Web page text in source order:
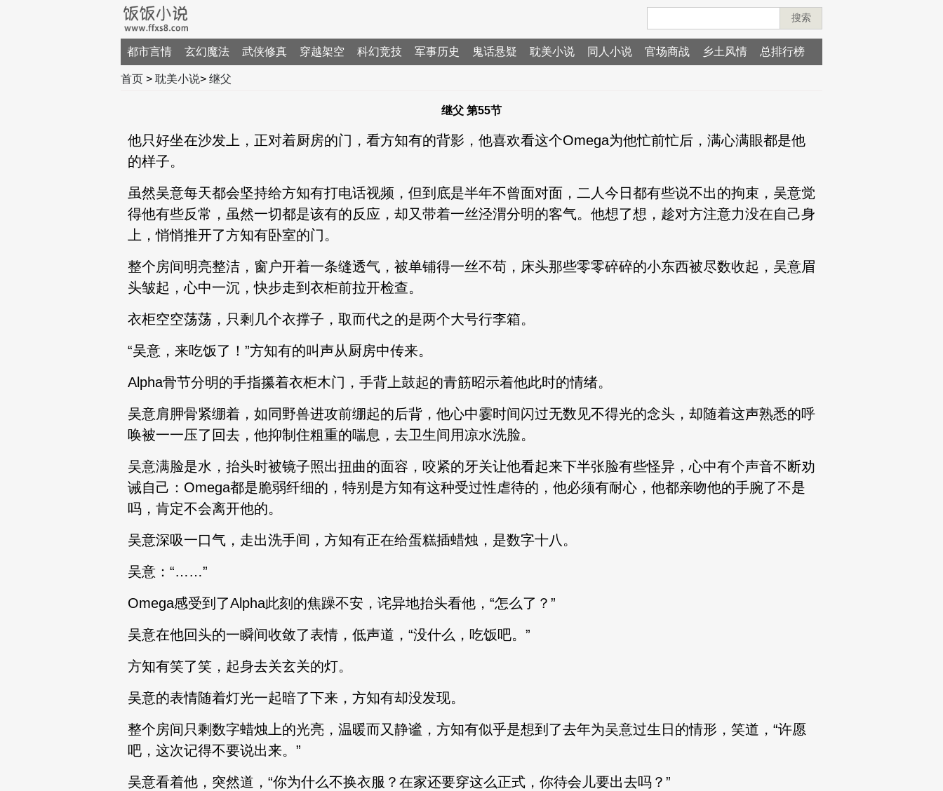
搜索
都市言情 玄幻魔法 武侠修真 穿越架空 科幻竞技 军事历史 鬼话悬疑 耽美小说 同人小说 官场商战 乡土风情 总排行榜
首页 > 耽美小说> 继父
继父 第55节
他只好坐在沙发上，正对着厨房的门，看方知有的背影，他喜欢看这个Omega为他忙前忙后，满心满眼都是他
的样子。
虽然吴意每天都会坚持给方知有打电话视频，但到底是半年不曾面对面，二人今日都有些说不出的拘束，吴意觉
得他有些反常，虽然一切都是该有的反应，却又带着一丝泾渭分明的客气。他想了想，趁对方注意力没在自己身
上，悄悄推开了方知有卧室的门。
整个房间明亮整洁，窗户开着一条缝透气，被单铺得一丝不苟，床头那些零零碎碎的小东西被尽数收起，吴意眉
头皱起，心中一沉，快步走到衣柜前拉开检查。
衣柜空空荡荡，只剩几个衣撑子，取而代之的是两个大号行李箱。
“吴意，来吃饭了！”方知有的叫声从厨房中传来。
Alpha骨节分明的手指攥着衣柜木门，手背上鼓起的青筋昭示着他此时的情绪。
吴意肩胛骨紧绷着，如同野兽进攻前绷起的后背，他心中霎时间闪过无数见不得光的念头，却随着这声熟悉的呼
唤被一一压了回去，他抑制住粗重的喘息，去卫生间用凉水洗脸。
吴意满脸是水，抬头时被镜子照出扭曲的面容，咬紧的牙关让他看起来下半张脸有些怪异，心中有个声音不断劝
诫自己：Omega都是脆弱纤细的，特别是方知有这种受过性虐待的，他必须有耐心，他都亲吻他的手腕了不是
吗，肯定不会离开他的。
吴意深吸一口气，走出洗手间，方知有正在给蛋糕插蜡烛，是数字十八。
吴意：“……”
Omega感受到了Alpha此刻的焦躁不安，诧异地抬头看他，“怎么了？”
吴意在他回头的一瞬间收敛了表情，低声道，“没什么，吃饭吧。”
方知有笑了笑，起身去关玄关的灯。
吴意的表情随着灯光一起暗了下来，方知有却没发现。
整个房间只剩数字蜡烛上的光亮，温暖而又静谧，方知有似乎是想到了去年为吴意过生日的情形，笑道，“许愿
吧，这次记得不要说出来。”
吴意看着他，突然道，“你为什么不换衣服？在家还要穿这么正式，你待会儿要出去吗？”